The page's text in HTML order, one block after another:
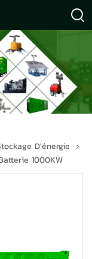
D'énergie
1000KW